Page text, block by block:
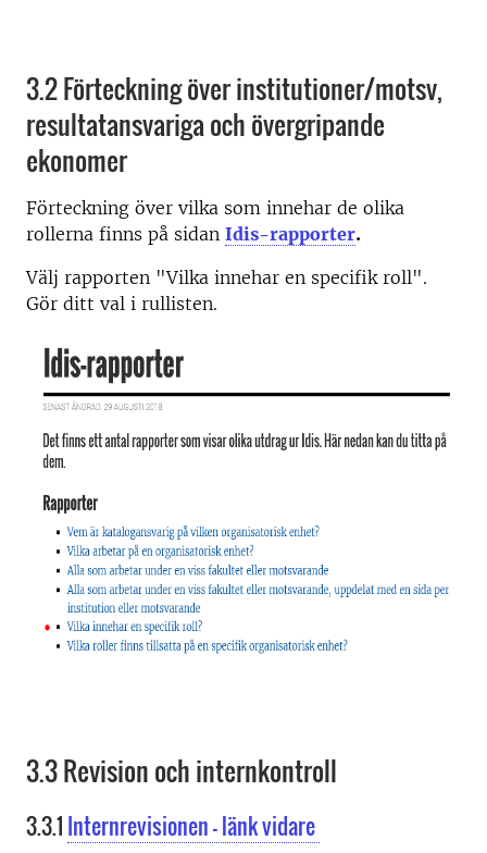
3.2 Förteckning över institutioner/motsv,
resultatansvariga och övergripande
ekonomer
Förteckning över vilka som innehar de olika
rollerna finns på sidan Idis-rapporter.
Välj rapporten "Vilka innehar en specifik roll".
Gör ditt val i rullisten.
3.3 Revision och internkontroll
3.3.1 Internrevisionen - länk vidare